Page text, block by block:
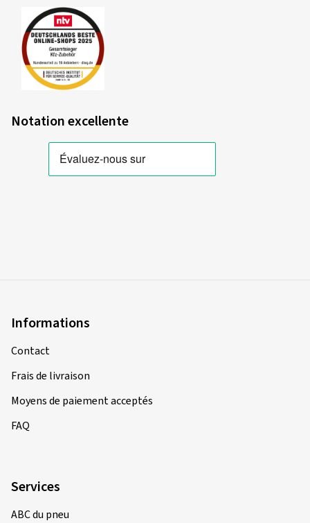
Notation excellente
Informations
Contact
Frais de livraison
Moyens de paiement acceptés
FAQ
Services
ABC du pneu